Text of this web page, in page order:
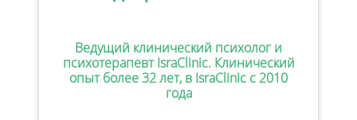
Ведущий клинический психолог и
психотерапевт IsraClinic. Клинический
опыт более 32 лет, в IsraClinic с 2010
года